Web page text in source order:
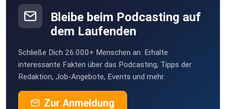
Bleibe beim Podcasting auf
dem Laufenden
Schließe Dich 26.000+ Menschen an. Erhalte
interessante Fakten über das Podcasting, Tipps der
Redaktion, Job-Angebote, Events und mehr.
Zur Anmeldung